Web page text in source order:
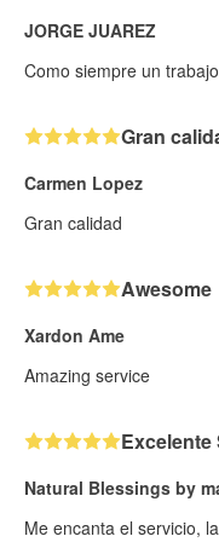
JORGE JUAREZ
Como siempre un
Gran
Carmen Lopez
Gran calidad
Awesome
Xardon Ame
Amazing service
Excelente
Natural Blessings by
Me encanta el servicio,